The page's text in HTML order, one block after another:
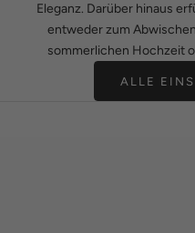
Eleganz. Darüber hinaus
entweder zum
sommerlichen Hochzeit
ALLE